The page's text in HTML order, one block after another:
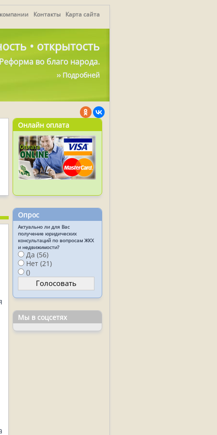
Контакты Карта сайта
• открытость
во благо народа.
›› Подробней
Онлайн оплата
Опрос
Актуально ли для Вас
получение юридических
консультаций по вопросам ЖКХ
и недвижимости?
Да (56)
Нет (21)
()
Мы в соцсетях